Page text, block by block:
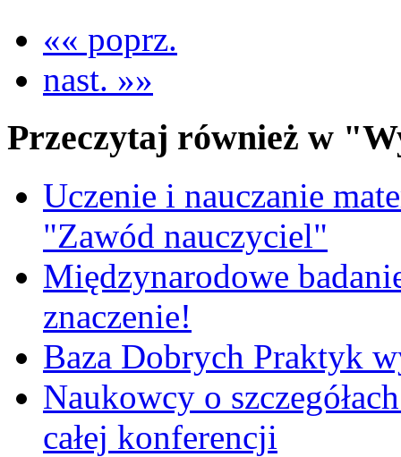
«« poprz.
nast. »»
Przeczytaj również w
Uczenie i nauczanie
"Zawód nauczyciel"
Międzynarodowe
znaczenie!
Baza Dobrych Praktyk
Naukowcy o
całej konferencji